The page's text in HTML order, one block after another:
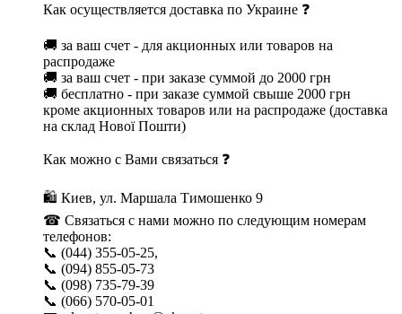
Как осуществляется доставка по Украине ❓
🚚 за ваш счет - для акционных или товаров на
распродаже
🚚 за ваш счет - при заказе суммой до 2000 грн
🚚 бесплатно - при заказе суммой свыше 2000 грн
кроме акционных товаров или на распродаже (доставка
на склад Нової Пошти)
Как можно с Вами связаться ❓
🛍 Киев, ул. Маршала Тимошенко 9
☎ Связаться с нами можно по следующим номерам
телефонов:
📞 (044) 355-05-25,
📞 (094) 855-05-73
📞 (098) 735-79-39
📞 (066) 570-05-01